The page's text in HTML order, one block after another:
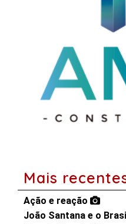
Mais
Ação e reação
João Santana e o